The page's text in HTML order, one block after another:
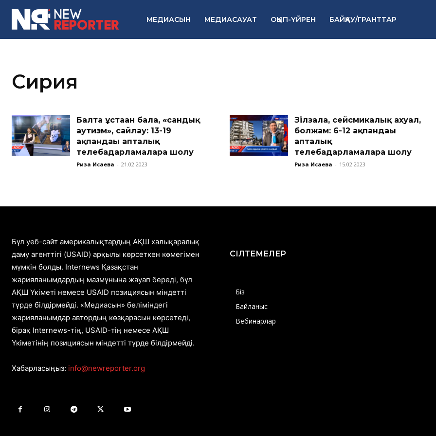
МЕДИАСЫН МЕДИАСАУАТ ОҚЫП-ҮЙРЕН БАЙҚАУ/ГРАНТТАР
Сирия
Балта ұстаған бала, «сандық
аутизм», сайлау: 13-19
ақпандағы апталық
телебағдарламаларға шолу
Риза Исаева - 21.02.2023
Зілзала, сейсмикалық ахуал,
болжам: 6-12 ақпандағы
апталық
телебағдарламаларға шолу
Риза Исаева - 15.02.2023
Бұл уеб-сайт америкалықтардың АҚШ халықаралық
даму агенттігі (USAID) арқылы көрсеткен көмегімен
мүмкін болды. Internews Қазақстан
жарияланымдардың мазмұнына жауап береді, бұл
АҚШ Үкіметі немесе USAID позициясын міндетті
түрде білдірмейді. «Медиасын» бөліміндегі
жарияланымдар автордың көзқарасын көрсетеді,
бірақ Internews-тің, USAID-тің немесе АҚШ
Үкіметінің позициясын міндетті түрде білдірмейді.
Хабарласыңыз: info@newreporter.org
СІЛТЕМЕЛЕР
Біз
Байланыс
Вебинарлар